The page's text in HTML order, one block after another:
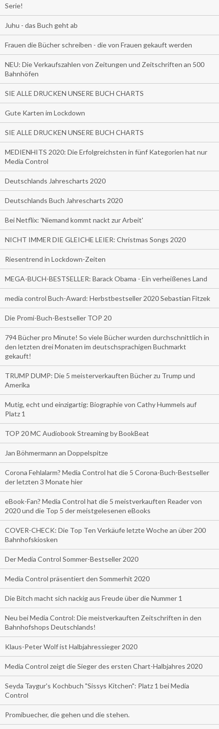
Serie!
Juhu - das Buch geht ab
Frauen die Bücher schreiben - die von Frauen gekauft werden
NEU: Die Verkaufszahlen von Zeitungen und Zeitschriften an 500
Bahnhöfen
SIE ALLE DRUCKEN UNSERE BUCH CHARTS
Gute Karten im Lockdown
SIE ALLE DRUCKEN UNSERE BUCH CHARTS
MEDIENHITS 2020: Die Erfolgreichsten in fünf Kategorien hat nur
Media Control
Deutschlands Jahrescharts 2020
Deutschlands Buch Jahrescharts 2020
Bei Netflix: 'Niemand kommt nackt zur Arbeit'
NICHT IMMER DIE GLEICHE LEIER: Christmas Songs 2020
Riesentrend in Lockdown-Zeiten
MEGA-BUCH-BESTSELLER: Barack Obama - Ein verheißenes Land
media control Buch-Award: Herbstbestseller 2020 Sebastian Fitzek
Die Promi-Buch-Bestseller TOP 20
794 Bücher pro Minute! So viele Bücher wurden durchschnittlich in
den letzten drei Monaten im deutschsprachigen Buchmarkt
gekauft!
TRUMP DUMP: Die 5 meisterverkauften Bücher zu Trump und
Amerika
Mutig, echt und einzigartig: Biographie von Cathy Hummels auf
Platz 1
TOP 20 MC Audiobook Streaming by BookBeat
Jan Böhmermann an Doppelspitze
Corona Fehlalarm? Media Control hat die 5 Corona-Buch-Bestseller
der letzten 3 Monate hier
eBook-Fan? Media Control hat die 5 meistverkauften Reader von
2020 und die Top 5 der meistgelesenen eBooks
COVER-CHECK: Die Top Ten Verkäufe letzte Woche an über 200
Bahnhofskiosken
Der Media Control Sommer-Bestseller 2020
Media Control präsentiert den Sommerhit 2020
Die Bitch macht sich nackig aus Freude über die Nummer 1
Neu bei Media Control: Die meistverkauften Zeitschriften in den
Bahnhofshops Deutschlands!
Klaus-Peter Wolf ist Halbjahressieger 2020
Media Control zeigt die Sieger des ersten Chart-Halbjahres 2020
Seyda Taygur's Kochbuch "Sissys Kitchen": Platz 1 bei Media
Control
Promibuecher, die gehen und die stehen.